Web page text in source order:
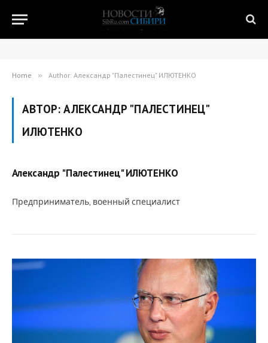
Home » Author: Александр "Палестинец" ИЛЮТЕНКО
АВТОР:АЛЕКСАНДР "ПАЛЕСТИНЕЦ"
ИЛЮТЕНКО
Александр "Палестинец" ИЛЮТЕНКО
Предприниматель, военный специалист